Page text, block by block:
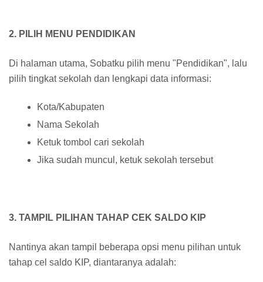
2. PILIH MENU PENDIDIKAN
Di halaman utama, Sobatku pilih menu "Pendidikan", lalu
pilih tingkat sekolah dan lengkapi data informasi:
Kota/Kabupaten
Nama Sekolah
Ketuk tombol cari sekolah
Jika sudah muncul, ketuk sekolah tersebut
3. TAMPIL PILIHAN TAHAP CEK SALDO KIP
Nantinya akan tampil beberapa opsi menu pilihan untuk
tahap cel saldo KIP, diantaranya adalah: